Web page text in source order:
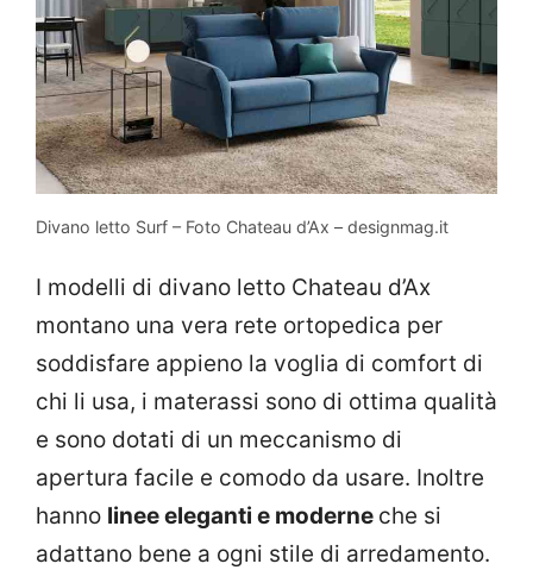
Divano letto Surf – Foto Chateau d’Ax – designmag.it
I modelli di divano letto Chateau d’Ax
montano una vera rete ortopedica per
soddisfare appieno la voglia di comfort di
chi li usa, i materassi sono di ottima qualità
e sono dotati di un meccanismo di
apertura facile e comodo da usare. Inoltre
hanno linee eleganti e moderne che si
adattano bene a ogni stile di arredamento.